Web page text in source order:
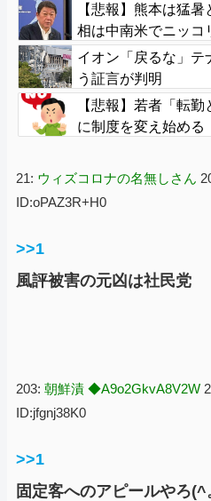
【悲報】熊本は猛
相は中南米でニッコ
イオン「戻るな」
う証言が判明
【悲報】若者「転
に制度を変え始める
21: ウィズコロナの名無しさん
ID:oPAZ3R+H0
>>1
風評被害の元凶は社民党
203: 朝鮮漬 ◆A9o2GkvA8V2W
ID:jfgnj38K0
>>1
固定客へのアピールやろ